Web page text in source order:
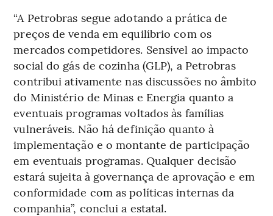
“A Petrobras segue adotando a prática de
preços de venda em equilíbrio com os
mercados competidores. Sensível ao impacto
social do gás de cozinha (GLP), a Petrobras
contribui ativamente nas discussões no âmbito
do Ministério de Minas e Energia quanto a
eventuais programas voltados às famílias
vulneráveis. Não há definição quanto à
implementação e o montante de participação
em eventuais programas. Qualquer decisão
estará sujeita à governança de aprovação e em
conformidade com as políticas internas da
companhia”, conclui a estatal.